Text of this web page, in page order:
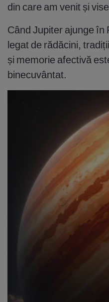
din care am venit și
Când Jupiter ajunge în
legat de rădăcini,
și memorie afectivă
binecuvântat.